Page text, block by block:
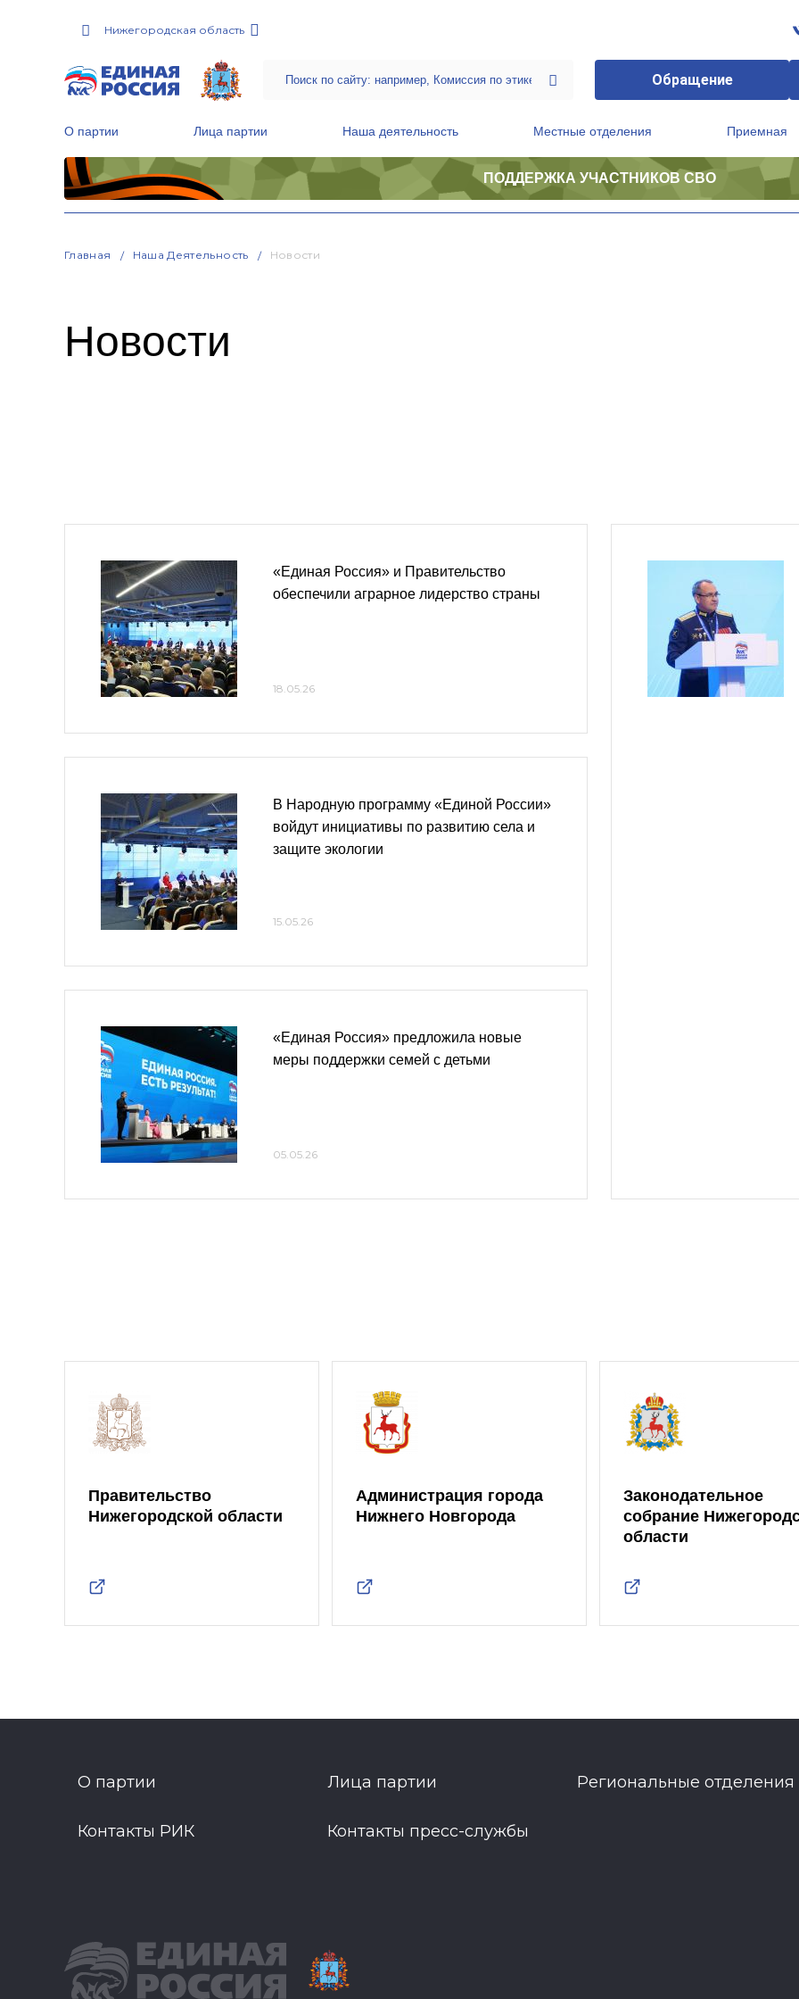
Нижегородская область
Обращение
О партии Лица партии Наша деятельность Местные отделения Приемная
ПОДДЕРЖКА УЧАСТНИКОВ СВО
Главная Наша Деятельность Новости
Новости
«Единая Россия» и Правительство
обеспечили аграрное лидерство страны
18.05.26
В Народную программу «Единой России»
войдут инициативы по развитию села и
защите экологии
15.05.26
«Единая Россия» предложила новые
меры поддержки семей с детьми
05.05.26
Правительство
Нижегородской области
Администрация города
Нижнего Новгорода
Законодательное
собрание
области
О партии Лица партии Региональные отделения
Контакты РИК Контакты пресс-службы